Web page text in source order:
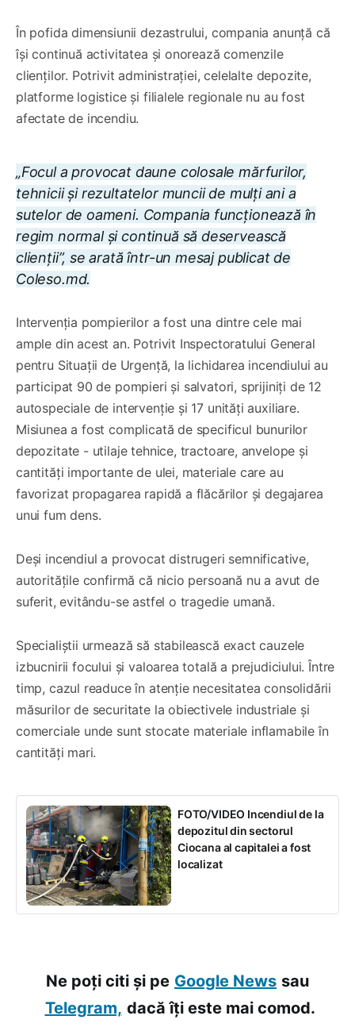
În pofida dimensiunii dezastrului, compania anunță că
își continuă activitatea și onorează comenzile
clienților. Potrivit administrației, celelalte depozite,
platforme logistice și filialele regionale nu au fost
afectate de incendiu.
„Focul a provocat daune colosale mărfurilor,
tehnicii și rezultatelor muncii de mulți ani a
sutelor de oameni. Compania funcționează în
regim normal și continuă să deservească
clienții”, se arată într-un mesaj publicat de
Coleso.md.
Intervenția pompierilor a fost una dintre cele mai
ample din acest an. Potrivit Inspectoratului General
pentru Situații de Urgență, la lichidarea incendiului au
participat 90 de pompieri și salvatori, sprijiniți de 12
autospeciale de intervenție și 17 unități auxiliare.
Misiunea a fost complicată de specificul bunurilor
depozitate - utilaje tehnice, tractoare, anvelope și
cantități importante de ulei, materiale care au
favorizat propagarea rapidă a flăcărilor și degajarea
unui fum dens.
Deși incendiul a provocat distrugeri semnificative,
autoritățile confirmă că nicio persoană nu a avut de
suferit, evitându-se astfel o tragedie umană.
Specialiștii urmează să stabilească exact cauzele
izbucnirii focului și valoarea totală a prejudiciului. Între
timp, cazul readuce în atenție necesitatea consolidării
măsurilor de securitate la obiectivele industriale și
comerciale unde sunt stocate materiale inflamabile în
cantități mari.
FOTO/VIDEO Incendiul de la
depozitul din sectorul
Ciocana al capitalei a fost
localizat
Ne poți citi și pe Google News sau
Telegram, dacă îți este mai comod.